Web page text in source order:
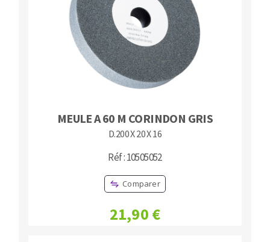
MEULE A 60 M CORINDON GRIS
D.200 X 20 X 16
Réf : 10505052
Comparer
21,90 €